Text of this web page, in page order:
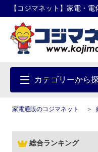
【コジマネット】家電・
カテゴリーから
家電通販のコジマネット
総合ランキング